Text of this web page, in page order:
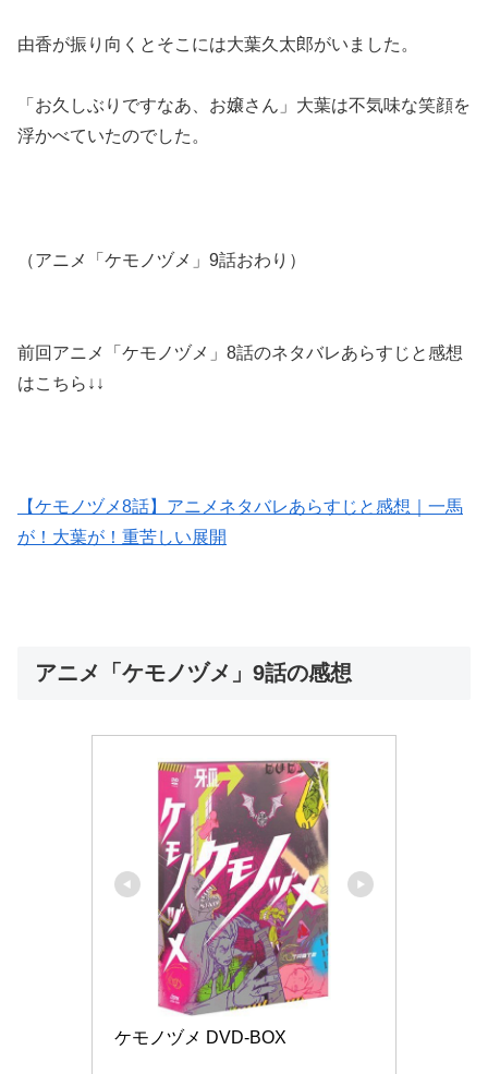
由香が振り向くとそこには大葉久太郎がいました。
「お久しぶりですなあ、お嬢さん」大葉は不気味な笑顔を
浮かべていたのでした。
（アニメ「ケモノヅメ」9話おわり）
前回アニメ「ケモノヅメ」8話のネタバレあらすじと感想
はこちら↓↓
【ケモノヅメ8話】アニメネタバレあらすじと感想｜一馬
が！大葉が！重苦しい展開
アニメ「ケモノヅメ」9話の感想
ケモノヅメ DVD-BOX